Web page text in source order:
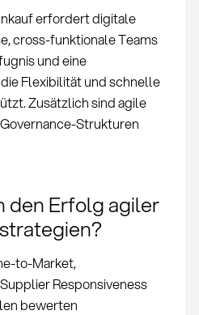
erfordert digitale
cross-funktionale Teams
und eine
Flexibilität und schnelle
Zusätzlich sind agile
Strukturen
den Erfolg agiler
to-Market,
Responsiveness
bewerten